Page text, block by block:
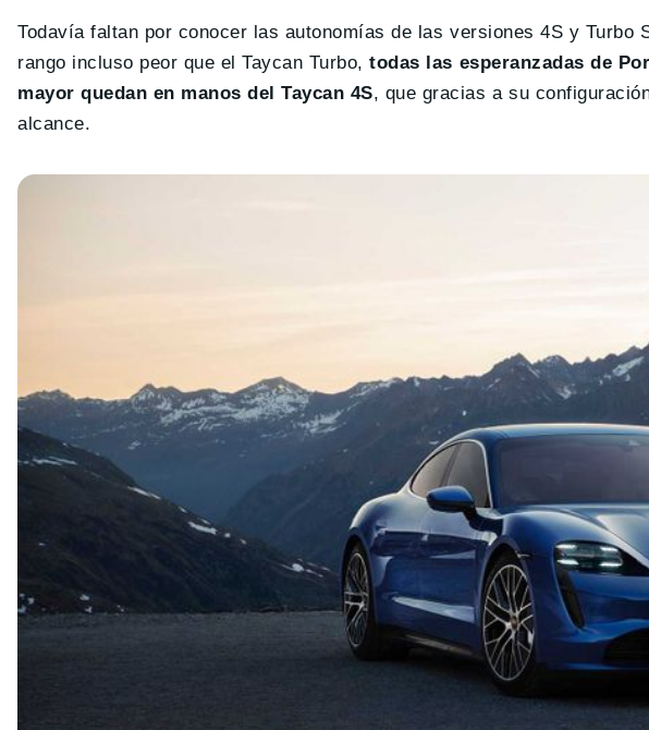
Todavía faltan por conocer las autonomías de las versiones 4S y Turbo
rango incluso peor que el Taycan Turbo, todas las esperanzadas de
mayor quedan en manos del Taycan 4S, que gracias a su
alcance.